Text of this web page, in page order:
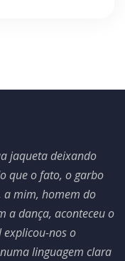
jaqueta deixando
que o fato, o garbo
a mim, homem do
a dança, aconteceu o
explicou-nos o
linguagem clara